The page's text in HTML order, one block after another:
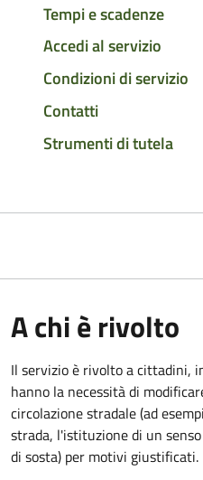
Tempi e scadenze
Accedi al servizio
Condizioni di servizio
Contatti
Strumenti di tutela
A chi è rivolto
Il servizio è rivolto a cittadini,
hanno la necessità di
circolazione stradale (ad
strada, l'istituzione di un
di sosta) per motivi giustificati.